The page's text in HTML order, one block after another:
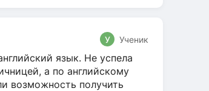
У Ученик
язык. Не успела
а по английскому
возможность получить